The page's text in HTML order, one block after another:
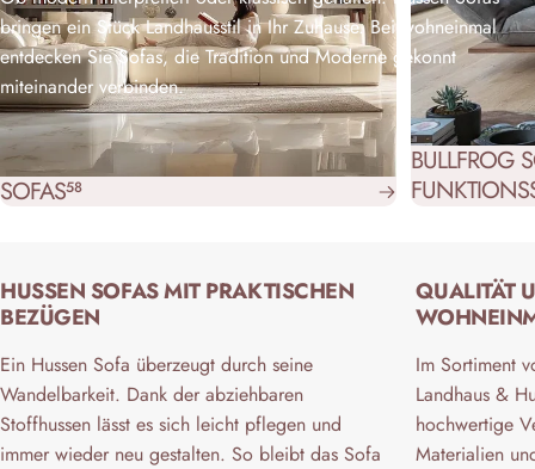
bringen ein Stück Landhausstil in Ihr Zuhause. Bei wohneinmal
entdecken Sie Sofas, die Tradition und Moderne gekonnt
miteinander verbinden.
SOFAS58
BULLFROG
HUSSEN SOFAS MIT PRAKTISCHEN
BEZÜGEN
Ein Hussen Sofa überzeugt durch seine
Wandelbarkeit. Dank der abziehbaren
Stoffhussen lässt es sich leicht pflegen und
immer wieder neu gestalten. So bleibt das Sofa
QUALITÄT
Im Sortiment
Landhaus &
hochwertige
Materialien